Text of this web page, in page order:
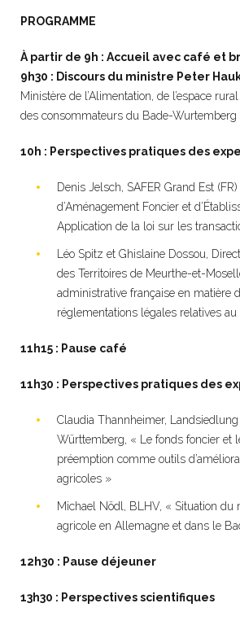
PROGRAMME
À partir de 9h : Accueil avec café et
9h30 : Discours du ministre Peter
Ministère de l’Alimentation, de l’espace
des consommateurs du Bade-Wurtemberg
10h : Perspectives pratiques des
Denis Jelsch, SAFER Grand Est
d’Aménagement Foncier et
Application de la loi sur les
Léo Spitz et Ghislaine Dossou,
des Territoires de Meurthe-et-
administrative française en matière
réglementations légales relatives
11h15 : Pause café
11h30 : Perspectives pratiques des
Claudia Thannheimer,
Württemberg, « Le fonds foncier et
préemption comme outils
agricoles »
Michael Nödl, BLHV, « Situation du
agricole en Allemagne et dans le
12h30 : Pause déjeuner
13h30 : Perspectives scientifiques